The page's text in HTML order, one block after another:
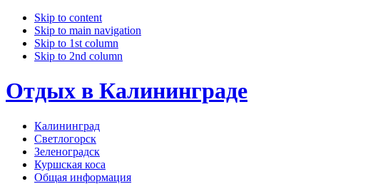
Skip to content
Skip to main navigation
Skip to 1st column
Skip to 2nd column
Отдых в Калининграде
Калининград
Светлогорск
Зеленоградск
Куршская коса
Общая информация